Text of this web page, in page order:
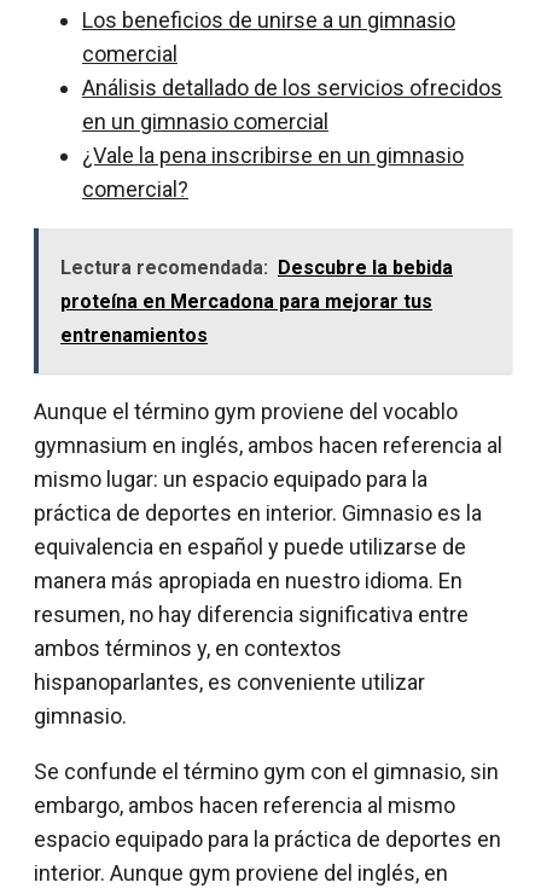
Los beneficios de unirse a un gimnasio
comercial
Análisis detallado de los servicios ofrecidos
en un gimnasio comercial
¿Vale la pena inscribirse en un gimnasio
comercial?
Lectura recomendada: Descubre la bebida
proteína en Mercadona para mejorar tus
entrenamientos
Aunque el término gym proviene del vocablo
gymnasium en inglés, ambos hacen referencia al
mismo lugar: un espacio equipado para la
práctica de deportes en interior. Gimnasio es la
equivalencia en español y puede utilizarse de
manera más apropiada en nuestro idioma. En
resumen, no hay diferencia significativa entre
ambos términos y, en contextos
hispanoparlantes, es conveniente utilizar
gimnasio.
Se confunde el término gym con el gimnasio, sin
embargo, ambos hacen referencia al mismo
espacio equipado para la práctica de deportes en
interior. Aunque gym proviene del inglés, en